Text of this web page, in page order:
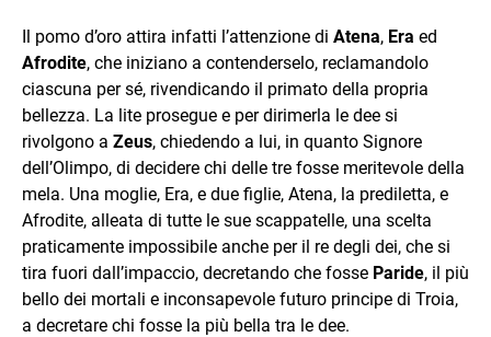
Il pomo d’oro attira infatti l’attenzione di Atena, Era ed
Afrodite, che iniziano a contenderselo, reclamandolo
ciascuna per sé, rivendicando il primato della propria
bellezza. La lite prosegue e per dirimerla le dee si
rivolgono a Zeus, chiedendo a lui, in quanto Signore
dell’Olimpo, di decidere chi delle tre fosse meritevole della
mela. Una moglie, Era, e due figlie, Atena, la prediletta, e
Afrodite, alleata di tutte le sue scappatelle, una scelta
praticamente impossibile anche per il re degli dei, che si
tira fuori dall’impaccio, decretando che fosse Paride, il più
bello dei mortali e inconsapevole futuro principe di Troia,
a decretare chi fosse la più bella tra le dee.